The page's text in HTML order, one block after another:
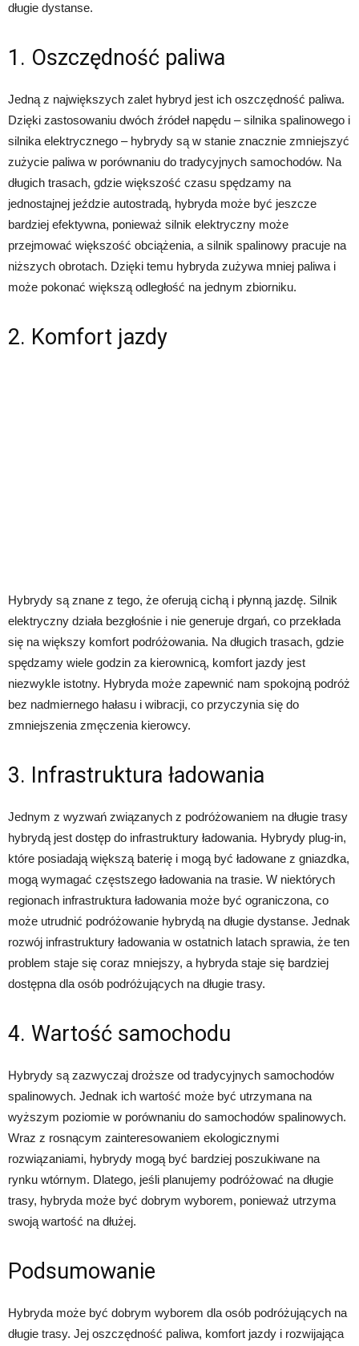
długie dystanse.
1. Oszczędność paliwa
Jedną z największych zalet hybryd jest ich oszczędność paliwa.
Dzięki zastosowaniu dwóch źródeł napędu – silnika spalinowego i
silnika elektrycznego – hybrydy są w stanie znacznie zmniejszyć
zużycie paliwa w porównaniu do tradycyjnych samochodów. Na
długich trasach, gdzie większość czasu spędzamy na
jednostajnej jeździe autostradą, hybryda może być jeszcze
bardziej efektywna, ponieważ silnik elektryczny może
przejmować większość obciążenia, a silnik spalinowy pracuje na
niższych obrotach. Dzięki temu hybryda zużywa mniej paliwa i
może pokonać większą odległość na jednym zbiorniku.
2. Komfort jazdy
Hybrydy są znane z tego, że oferują cichą i płynną jazdę. Silnik
elektryczny działa bezgłośnie i nie generuje drgań, co przekłada
się na większy komfort podróżowania. Na długich trasach, gdzie
spędzamy wiele godzin za kierownicą, komfort jazdy jest
niezwykle istotny. Hybryda może zapewnić nam spokojną podróż
bez nadmiernego hałasu i wibracji, co przyczynia się do
zmniejszenia zmęczenia kierowcy.
3. Infrastruktura ładowania
Jednym z wyzwań związanych z podróżowaniem na długie trasy
hybrydą jest dostęp do infrastruktury ładowania. Hybrydy plug-in,
które posiadają większą baterię i mogą być ładowane z gniazdka,
mogą wymagać częstszego ładowania na trasie. W niektórych
regionach infrastruktura ładowania może być ograniczona, co
może utrudnić podróżowanie hybrydą na długie dystanse. Jednak
rozwój infrastruktury ładowania w ostatnich latach sprawia, że ten
problem staje się coraz mniejszy, a hybryda staje się bardziej
dostępna dla osób podróżujących na długie trasy.
4. Wartość samochodu
Hybrydy są zazwyczaj droższe od tradycyjnych samochodów
spalinowych. Jednak ich wartość może być utrzymana na
wyższym poziomie w porównaniu do samochodów spalinowych.
Wraz z rosnącym zainteresowaniem ekologicznymi
rozwiązaniami, hybrydy mogą być bardziej poszukiwane na
rynku wtórnym. Dlatego, jeśli planujemy podróżować na długie
trasy, hybryda może być dobrym wyborem, ponieważ utrzyma
swoją wartość na dłużej.
Podsumowanie
Hybryda może być dobrym wyborem dla osób podróżujących na
długie trasy. Jej oszczędność paliwa, komfort jazdy i rozwijająca